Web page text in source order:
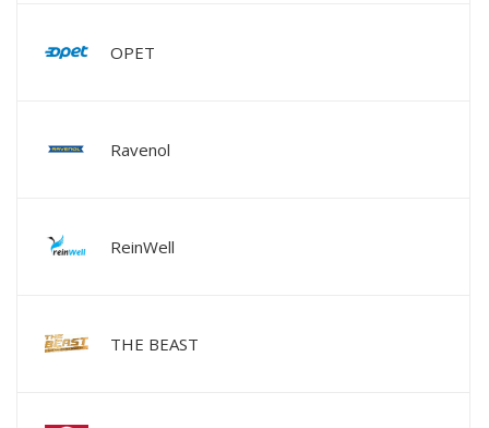
OPET
Ravenol
ReinWell
THE BEAST